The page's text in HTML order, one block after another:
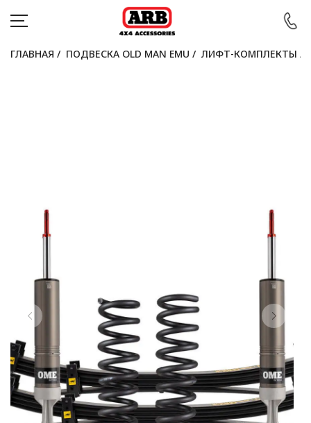
ПОКУПАТЕЛЯМ
Войти
Выбор языка
Выбор валюты
ГЛАВНАЯ / ПОДВЕСКА OLD MAN EMU / ЛИФТ-КОМПЛЕКТЫ /